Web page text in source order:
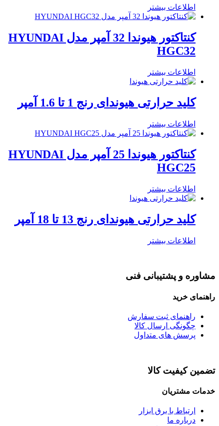
اطلاعات بیشتر
کنتاکتور هیوندا 32 آمپر مدل HYUNDAI
HGC32
اطلاعات بیشتر
کلید حرارتی هیوندای رنج 1 تا 1.6 آمپر
اطلاعات بیشتر
کنتاکتور هیوندا 25 آمپر مدل HYUNDAI
HGC25
اطلاعات بیشتر
کلید حرارتی هیوندای رنج 13 تا 18 آمپر
اطلاعات بیشتر
مشاوره و پشتیبانی فنی
راهنمای خرید
راهنمای ثبت سفارش
چگونگی ارسال کالا
پرسش های متداول
تضمین کیفیت کالا
خدمات مشتریان
ارتباط با برق ابزار
درباره ما